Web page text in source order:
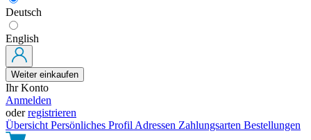
Deutsch
English
Weiter einkaufen
Ihr Konto
Anmelden
oderregistrieren
Übersicht Persönliches Profil Adressen Zahlungsarten Bestellungen